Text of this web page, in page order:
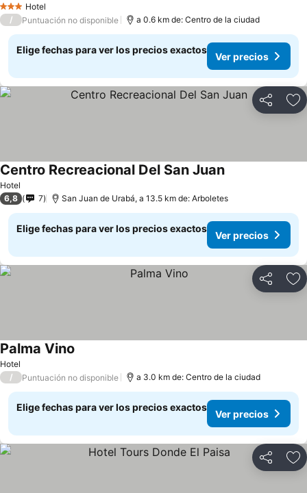
3 Estrellas
Hotel
/ Puntuación no disponible a 0.6 km de: Centro de la ciudad
Elige fechas para ver los precios exactos
Ver precios
Compartir
Hotel
Centro Recreacional Del San Juan
6,8 7 San Juan de Urabá, a 13.5 km de: Arboletes
Elige fechas para ver los precios exactos
Ver precios
Compartir
Hotel
Palma Vino
/ Puntuación no disponible a 3.0 km de: Centro de la ciudad
Elige fechas para ver los precios exactos
Ver precios
Compartir